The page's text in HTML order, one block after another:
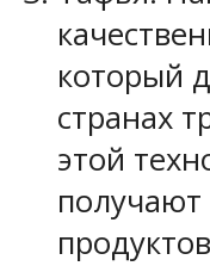
который
странах
этой
получают